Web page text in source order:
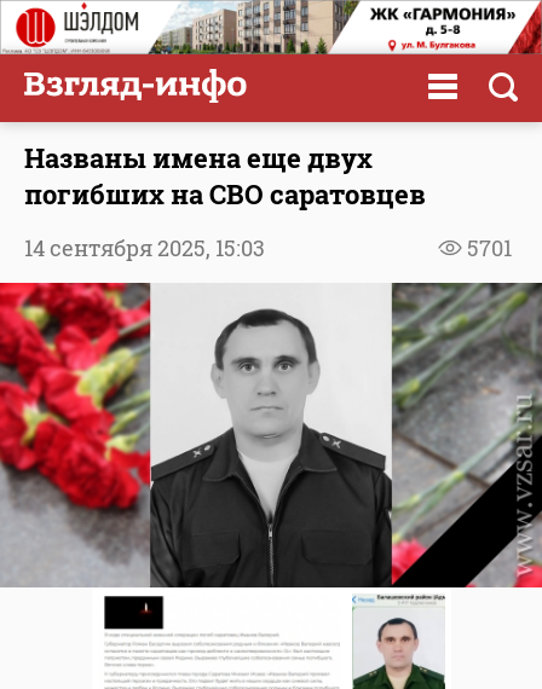
Названы имена еще двух
погибших на СВО саратовцев
5701
14 сентября 2025, 15:03